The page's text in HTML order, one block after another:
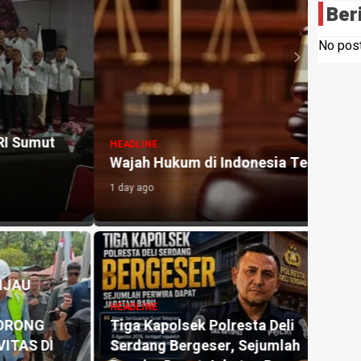
dalam Sengketa Lahan SHM 74.
HEADLINE
TP PKK) Kabupaten Deli Serdang
No